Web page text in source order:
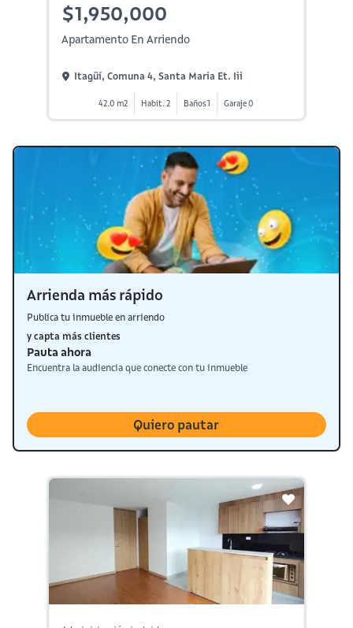
$1,950,000
Apartamento En Arriendo
Itagüí, Comuna 4, Santa Maria Et. Iii
42.0 m2 Habit. 2 Baños 1 Garaje 0
Arrienda más rápido
Publica tu inmueble en arriendo
y capta más clientes
Pauta ahora
Encuentra la audiencia que conecte con tu inmueble
Quiero pautar